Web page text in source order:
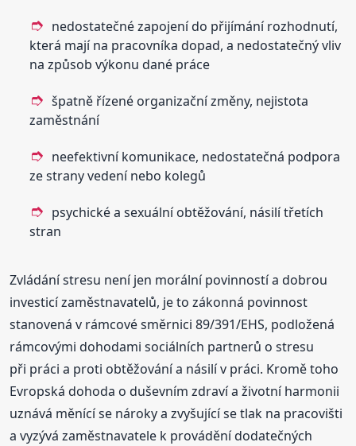
nedostatečné zapojení do přijímání rozhodnutí,
která mají na pracovníka dopad, a nedostatečný vliv
na způsob výkonu dané práce
špatně řízené organizační změny, nejistota
zaměstnání
neefektivní komunikace, nedostatečná podpora
ze strany vedení nebo kolegů
psychické a sexuální obtěžování, násilí třetích
stran
Zvládání stresu není jen morální povinností a dobrou
investicí zaměstnavatelů, je to zákonná povinnost
stanovená v rámcové směrnici 89/391/EHS, podložená
rámcovými dohodami sociálních partnerů o stresu
při práci a proti obtěžování a násilí v práci. Kromě toho
Evropská dohoda o duševním zdraví a životní harmonii
uznává měnící se nároky a zvyšující se tlak na pracovišti
a vyzývá zaměstnavatele k provádění dodatečných